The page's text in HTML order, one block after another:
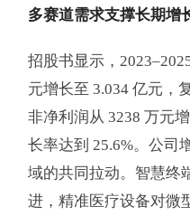
多赛道需求支撑长期增
招股书显示，
元增长至 3.034 亿元，
非净利润从 3238 万元
长率达到 25.6%。公司
域的共同拉动。智慧终
进，精准医疗设备对微